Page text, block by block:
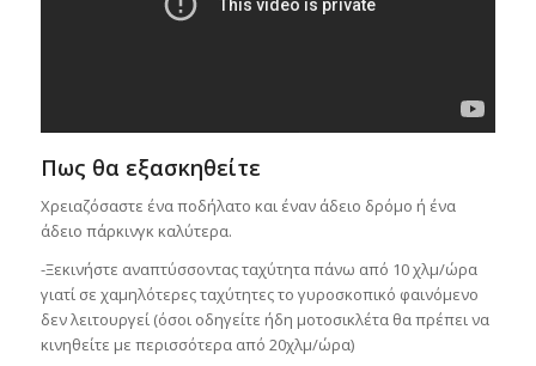
Πως θα εξασκηθείτε
Χρειαζόσαστε ένα ποδήλατο και έναν άδειο δρόμο ή ένα
άδειο πάρκινγκ καλύτερα.
-Ξεκινήστε αναπτύσσοντας ταχύτητα πάνω από 10 χλμ/ώρα
γιατί σε χαμηλότερες ταχύτητες το γυροσκοπικό φαινόμενο
δεν λειτουργεί (όσοι οδηγείτε ήδη μοτοσικλέτα θα πρέπει να
κινηθείτε με περισσότερα από 20χλμ/ώρα)